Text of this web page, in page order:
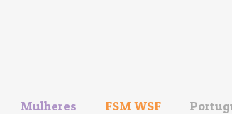
Mulheres FSM WSF